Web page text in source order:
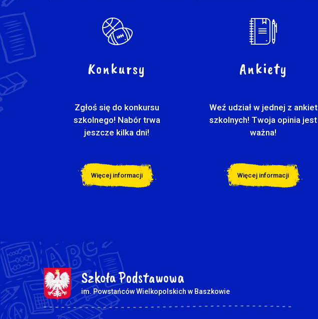
Konkursy
Zgłoś się do konkursu
szkolnego! Nabór trwa
jeszcze kilka dni!
Więcej informacji
Ankiety
Weź udział w jednej z ankiet
szkolnych! Twoja opinia jest
ważna!
Więcej informacji
Szkoła Podstawowa
im. Powstańców Wielkopolskich w Baszkowie